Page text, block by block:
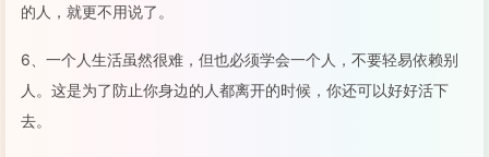
的人，就更不用说了。
6、一个人生活虽然很难，但也必须学会一个人，不要轻易依赖别
人。这是为了防止你身边的人都离开的时候，你还可以好好活下
去。